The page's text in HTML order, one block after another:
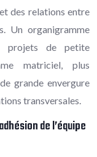
des relations entre
Un organigramme
projets de petite
matriciel, plus
grande envergure
transversales.
de l’équipe